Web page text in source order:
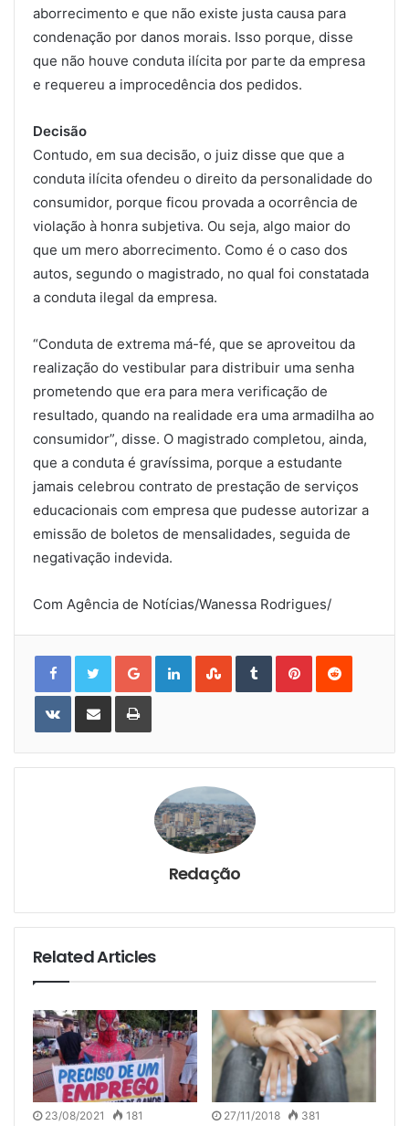
aborrecimento e que não existe justa causa para
condenação por danos morais. Isso porque, disse
que não houve conduta ilícita por parte da empresa
e requereu a improcedência dos pedidos.
Decisão
Contudo, em sua decisão, o juiz disse que que a
conduta ilícita ofendeu o direito da personalidade do
consumidor, porque ficou provada a ocorrência de
violação à honra subjetiva. Ou seja, algo maior do
que um mero aborrecimento. Como é o caso dos
autos, segundo o magistrado, no qual foi constatada
a conduta ilegal da empresa.
“Conduta de extrema má-fé, que se aproveitou da
realização do vestibular para distribuir uma senha
prometendo que era para mera verificação de
resultado, quando na realidade era uma armadilha ao
consumidor”, disse. O magistrado completou, ainda,
que a conduta é gravíssima, porque a estudante
jamais celebrou contrato de prestação de serviços
educacionais com empresa que pudesse autorizar a
emissão de boletos de mensalidades, seguida de
negativação indevida.
Com Agência de Notícias/Wanessa Rodrigues/
Google+LinkedInStumbleUpon
TumblrPinterestReddit
VKontakteShare
Email
Print
Redação
Related Articles
23/08/2021 181 27/11/2018 381